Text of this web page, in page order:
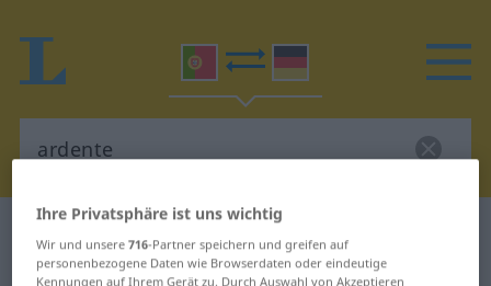
Portugiesisch-Deutsch
Ihre Privatsphäre ist uns wichtig
Wir und unsere716-Partner speichern und greifen auf
personenbezogene Daten wie Browserdaten oder eindeutige
Kennungen auf Ihrem Gerät zu. Durch Auswahl von Akzeptieren